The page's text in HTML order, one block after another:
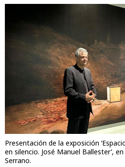
Presentación de la exposición
en silencio. José Manuel Ballester’,
Serrano.